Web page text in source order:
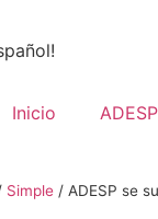
Inicio ADESP
Simple / ADESP se